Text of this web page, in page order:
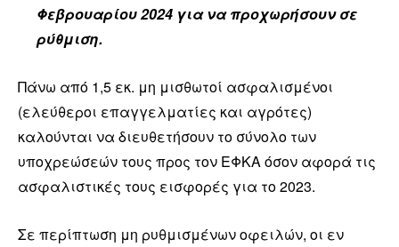
Φεβρουαρίου 2024 για να προχωρήσουν σε
ρύθμιση.
Πάνω από 1,5 εκ. μη μισθωτοί ασφαλισμένοι
(ελεύθεροι επαγγελματίες και αγρότες)
καλούνται να διευθετήσουν το σύνολο των
υποχρεώσεών τους προς τον ΕΦΚΑ όσον αφορά τις
ασφαλιστικές τους εισφορές για το 2023.
Σε περίπτωση μη ρυθμισμένων οφειλών, οι εν